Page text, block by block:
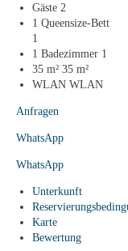
Gäste 2
1 Queensize-Bett
1
1 Badezimmer 1
35 m² 35 m²
WLAN WLAN
Anfragen
WhatsApp
WhatsApp
Unterkunft
Karte
Bewertung